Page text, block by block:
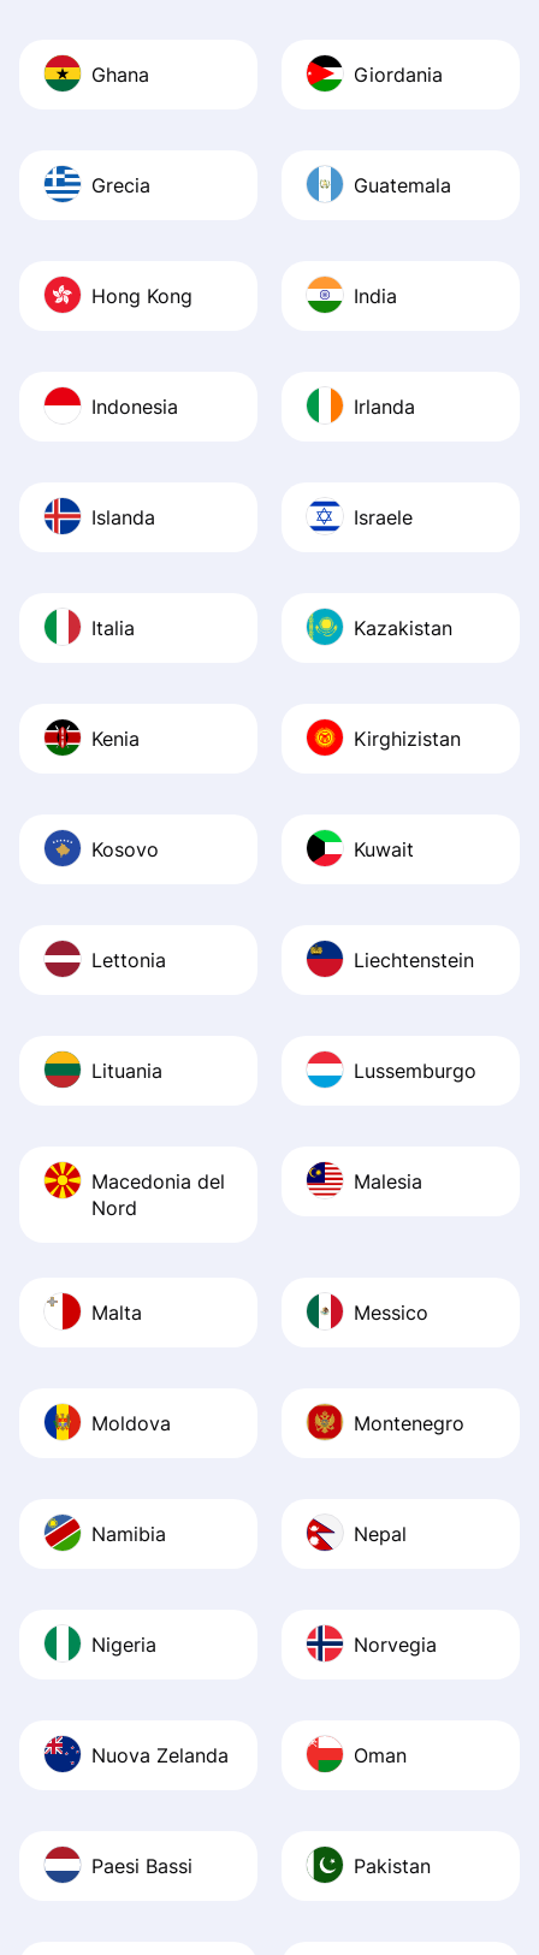
Ghana Giordania
Grecia Guatemala
Hong Kong India
Indonesia Irlanda
Islanda Israele
Italia Kazakistan
Kenia Kirghizistan
Kosovo Kuwait
Lettonia Liechtenstein
Lituania Lussemburgo
Macedonia del
Nord
Malesia
Malta Messico
Moldova Montenegro
Namibia Nepal
Nigeria Norvegia
Nuova Zelanda Oman
Paesi Bassi Pakistan